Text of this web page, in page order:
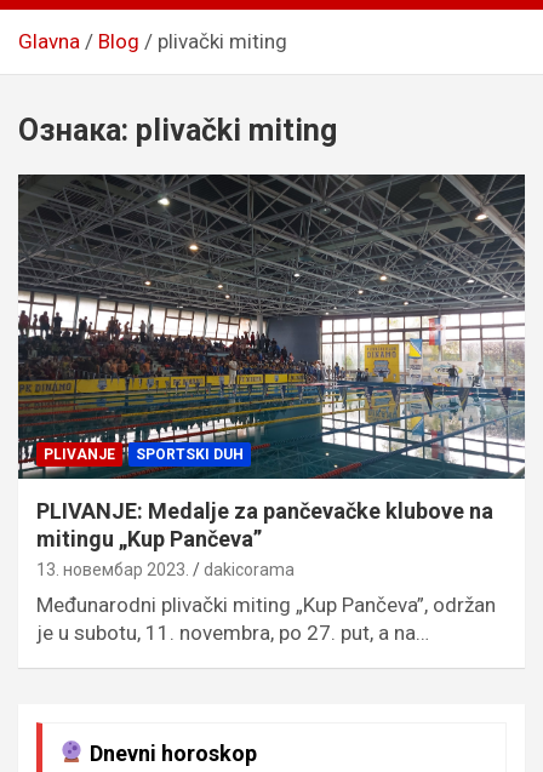
Glavna Blog plivački miting
Ознака: plivački miting
PLIVANJE SPORTSKI DUH
PLIVANJE: Medalje za pančevačke klubove na
mitingu „Kup Pančeva”
13. новембар 2023. dakicorama
Međunarodni plivački miting „Kup Pančeva”, održan
je u subotu, 11. novembra, po 27. put, a na…
Dnevni horoskop